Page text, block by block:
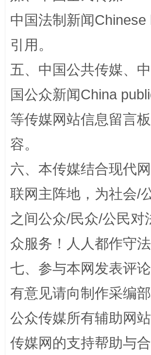
漫山遍野的桃花与雪山、麦地、白藏房
招工难、用工荒背后
网上购药对药下症？
中国法制新闻
引用。
五、中国公共传媒、
国公众新闻China
等传媒网站信息留言
容。
六、本传媒结合现代
联网主阵地，为社会/
之间公众/民众/公民
众服务！人人都作守法
七、参与本网发表评
有意见请向制作采编
公众传媒所有辅助网
传媒网的支持帮助与